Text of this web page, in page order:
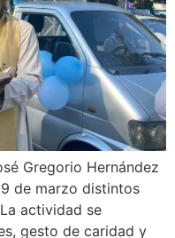
Gregorio Hernández
de marzo distintos
actividad se
gesto de caridad y